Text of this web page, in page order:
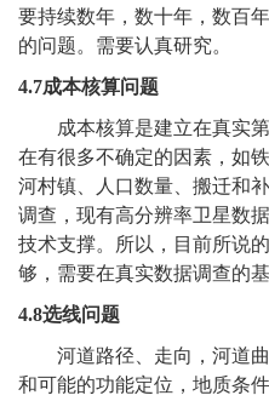
要持续数年，数十年，数百
的问题。需要认真研究。
4.7成本核算问题
成本核算是建立在真实
在有很多不确定的因素，如
河村镇、人口数量、搬迁和
调查，现有高分辨率卫星数
技术支撑。所以，目前所说
够，需要在真实数据调查的
4.8选线问题
河道路径、走向，河道
和可能的功能定位，地质条